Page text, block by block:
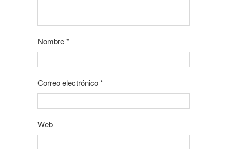
Nombre*
Correo electrónico*
Web